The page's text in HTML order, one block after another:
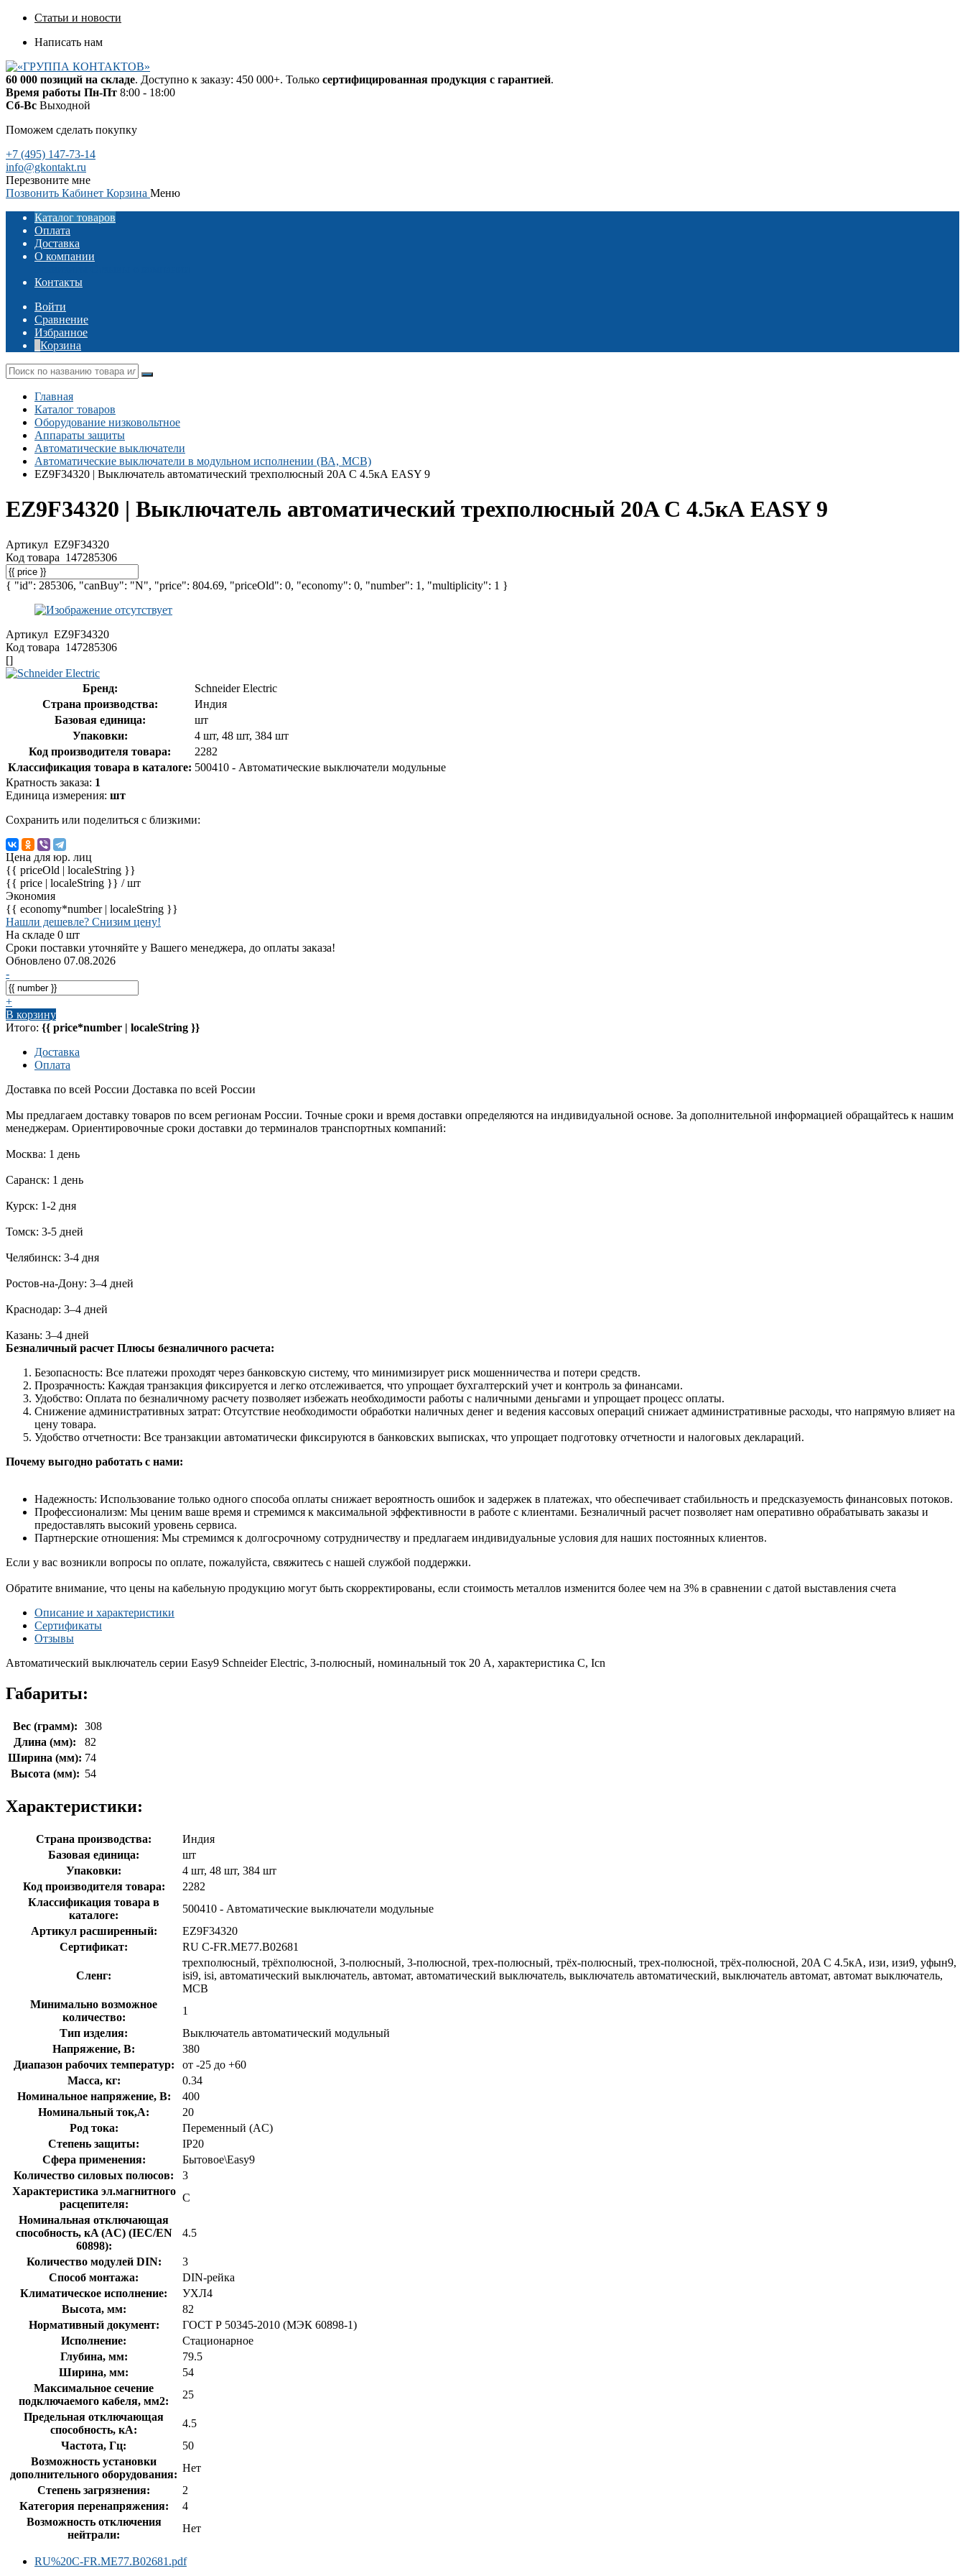
Статьи и новости
Написать нам
60 000 позиций на складе. Доступно к заказу: 450 000+. Только сертифицированная продукция с гарантией.
Время работы Пн-Пт 8:00 - 18:00
Сб-Вс Выходной
Поможем сделать покупку
+7 (495) 147-73-14
info@gkontakt.ru
Перезвоните мне
Позвонить Кабинет Корзина Меню
Каталог товаров
Оплата
Доставка
О компании
Контакты
Войти
Сравнение
Избранное
Корзина
Главная
Каталог товаров
Оборудование низковольтное
Аппараты защиты
Автоматические выключатели
Автоматические выключатели в модульном исполнении (ВА, MCB)
EZ9F34320 | Выключатель автоматический трехполюсный 20A C 4.5кА EASY 9
EZ9F34320 | Выключатель автоматический трехполюсный 20A C 4.5кА EASY 9
Артикул EZ9F34320
Код товара 147285306
{ "id": 285306, "canBuy": "N", "price": 804.69, "priceOld": 0, "economy": 0, "number": 1, "multiplicity": 1 }
Артикул EZ9F34320
Код товара 147285306
[]
Бренд:
Schneider Electric
Страна производства:
Индия
Базовая единица:
шт
Упаковки:
4 шт, 48 шт, 384 шт
Код производителя товара:
2282
Классификация товара в каталоге: 500410 - Автоматические выключатели модульные
Кратность заказа: 1
Единица измерения: шт
Сохранить или поделиться с близкими:
Цена для юр. лиц
{{ priceOld | localeString }}
{{ price | localeString }} / шт
Экономия
{{ economy*number | localeString }}
Нашли дешевле? Снизим цену!
На складе 0 шт
Сроки поставки уточняйте у Вашего менеджера, до оплаты заказа!
Обновлено 07.08.2026
-
+
В корзину
Итого: {{ price*number | localeString }}
Доставка
Оплата
Доставка по всей России Доставка по всей России
Мы предлагаем доставку товаров по всем регионам России. Точные сроки и время доставки определяются на индивидуальной основе. За дополнительной информацией обращайтесь к нашим
менеджерам. Ориентировочные сроки доставки до терминалов транспортных компаний:
Москва: 1 день
Саранск: 1 день
Курск: 1-2 дня
Томск: 3-5 дней
Челябинск: 3-4 дня
Ростов-на-Дону: 3–4 дней
Краснодар: 3–4 дней
Казань: 3–4 дней
Безналичный расчет Плюсы безналичного расчета:
Безопасность: Все платежи проходят через банковскую систему, что минимизирует риск мошенничества и потери средств.
Прозрачность: Каждая транзакция фиксируется и легко отслеживается, что упрощает бухгалтерский учет и контроль за финансами.
Удобство: Оплата по безналичному расчету позволяет избежать необходимости работы с наличными деньгами и упрощает процесс оплаты.
Снижение административных затрат: Отсутствие необходимости обработки наличных денег и ведения кассовых операций снижает административные расходы, что напрямую влияет на
цену товара.
Удобство отчетности: Все транзакции автоматически фиксируются в банковских выписках, что упрощает подготовку отчетности и налоговых деклараций.
Почему выгодно работать с нами:
Надежность: Использование только одного способа оплаты снижает вероятность ошибок и задержек в платежах, что обеспечивает стабильность и предсказуемость финансовых потоков.
Профессионализм: Мы ценим ваше время и стремимся к максимальной эффективности в работе с клиентами. Безналичный расчет позволяет нам оперативно обрабатывать заказы и
предоставлять высокий уровень сервиса.
Партнерские отношения: Мы стремимся к долгосрочному сотрудничеству и предлагаем индивидуальные условия для наших постоянных клиентов.
Если у вас возникли вопросы по оплате, пожалуйста, свяжитесь с нашей службой поддержки.
Обратите внимание, что цены на кабельную продукцию могут быть скорректированы, если стоимость металлов изменится более чем на 3% в сравнении с датой выставления счета
Описание и характеристики
Сертификаты
Отзывы
Автоматический выключатель серии Easy9 Schneider Electric, 3-полюсный, номинальный ток 20 А, характеристика С, Icn
Габариты:
Вес (грамм):
308
Длина (мм):
82
Ширина (мм): 74
Высота (мм): 54
Характеристики:
Страна производства:
Индия
Базовая единица:
шт
Упаковки:
4 шт, 48 шт, 384 шт
Код производителя товара:
2282
Классификация товара в
каталоге:
500410 - Автоматические выключатели модульные
Артикул расширенный:
EZ9F34320
Сертификат:
RU C-FR.ME77.B02681
Сленг:
трехполюсный, трёхполюсной, 3-полюсный, 3-полюсной, трех-полюсный, трёх-полюсный, трех-полюсной, трёх-полюсной, 20A C 4.5кА, изи, изи9, уфын9,
isi9, isi, автоматический выключатель, автомат, автоматический выключатель, выключатель автоматический, выключатель автомат, автомат выключатель,
MCB
Минимально возможное
количество:
1
Тип изделия:
Выключатель автоматический модульный
Напряжение, В:
380
Диапазон рабочих температур:
от -25 до +60
Масса, кг:
0.34
Номинальное напряжение, В:
400
Номинальный ток,А:
20
Род тока:
Переменный (AC)
Степень защиты:
IP20
Сфера применения:
Бытовое\Easy9
Количество силовых полюсов:
3
Характеристика эл.магнитного
расцепителя:
C
Номинальная отключающая
способность, кA (AC) (IEC/EN
60898):
4.5
Количество модулей DIN:
3
Способ монтажа:
DIN-рейка
Климатическое исполнение:
УХЛ4
Высота, мм:
82
Нормативный документ:
ГОСТ Р 50345-2010 (МЭК 60898-1)
Исполнение:
Стационарное
Глубина, мм:
79.5
Ширина, мм:
54
Максимальное сечение
подключаемого кабеля, мм2:
25
Предельная отключающая
способность, кA:
4.5
Частота, Гц:
50
Возможность установки
дополнительного оборудования:
Нет
Степень загрязнения:
2
Категория перенапряжения:
4
Возможность отключения
нейтрали:
Нет
RU%20C-FR.ME77.B02681.pdf